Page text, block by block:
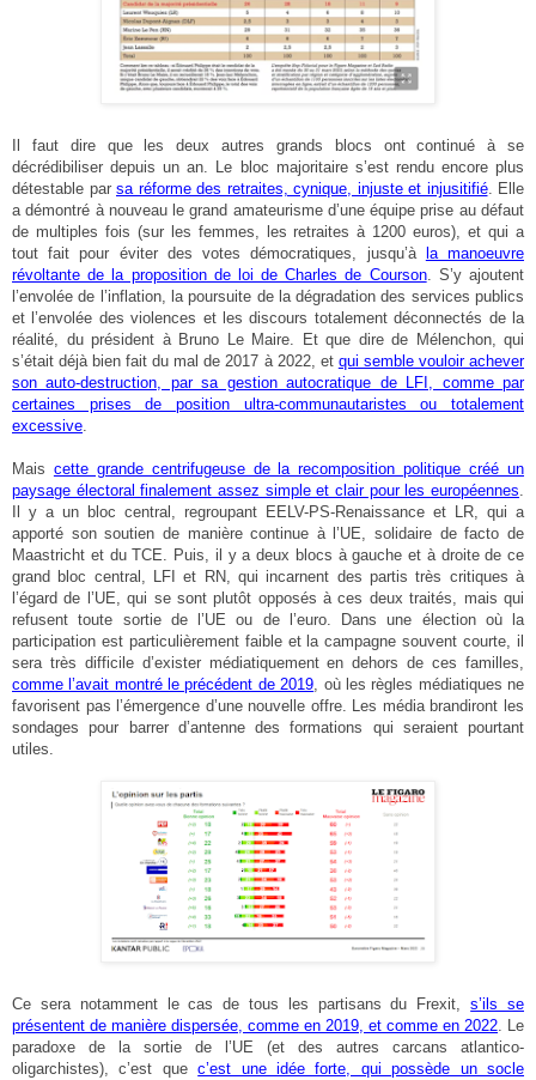
Il faut dire que les deux autres grands blocs ont continué à se
décrédibiliser depuis un an. Le bloc majoritaire s’est rendu encore plus
détestable par sa réforme des retraites, cynique, injuste et injusitifié. Elle
a démontré à nouveau le grand amateurisme d’une équipe prise au défaut
de multiples fois (sur les femmes, les retraites à 1200 euros), et qui a
tout fait pour éviter des votes démocratiques, jusqu’à
la manoeuvre
révoltante de la proposition de loi de Charles de Courson. S’y ajoutent
l’envolée de l’inflation, la poursuite de la dégradation des services publics
et l’envolée des violences et les discours totalement déconnectés de la
réalité, du président à Bruno Le Maire. Et que dire de Mélenchon, qui
s’était déjà bien fait du mal de 2017 à 2022, et qui semble vouloir achever
son auto-destruction, par sa gestion autocratique de LFI, comme par
certaines prises de position ultra-communautaristes ou totalement
excessive.
Mais cette grande centrifugeuse de la recomposition politique créé un
paysage électoral finalement assez simple et clair pour les européennes.
Il y a un bloc central, regroupant EELV-PS-Renaissance et LR, qui a
apporté son soutien de manière continue à l’UE, solidaire de facto de
Maastricht et du TCE. Puis, il y a deux blocs à gauche et à droite de ce
grand bloc central, LFI et RN, qui incarnent des partis très critiques à
l’égard de l’UE, qui se sont plutôt opposés à ces deux traités, mais qui
refusent toute sortie de l’UE ou de l’euro. Dans une élection où la
participation est particulièrement faible et la campagne souvent courte, il
sera très difficile d’exister médiatiquement en dehors de ces familles,
comme l’avait montré le précédent de 2019, où les règles médiatiques ne
favorisent pas l’émergence d’une nouvelle offre. Les média brandiront les
sondages pour barrer d’antenne des formations qui seraient pourtant
utiles.
Ce sera notamment le cas de tous les partisans du Frexit,s’ils se
présentent de manière dispersée, comme en 2019, et comme en 2022. Le
paradoxe de la sortie de l’UE (et des autres carcans atlantico-
oligarchistes), c’est quec’est une idée forte, qui possède un socle